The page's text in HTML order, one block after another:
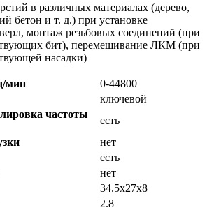
в различных материалах (дерево,
бетон и т. д.) при установке
монтаж резьбовых соединений (при
бит), перемешивание ЛКМ (при
насадки)
мин
0-44800
ключевой
частоты
есть
нет
есть
нет
34.5x27x8
2.8